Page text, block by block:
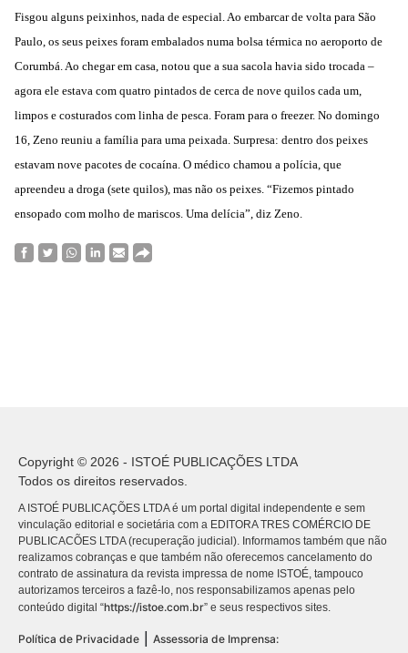
Fisgou alguns peixinhos, nada de especial. Ao embarcar de volta para São
Paulo, os seus peixes foram embalados numa bolsa térmica no aeroporto de
Corumbá. Ao chegar em casa, notou que a sua sacola havia sido trocada –
agora ele estava com quatro pintados de cerca de nove quilos cada um,
limpos e costurados com linha de pesca. Foram para o freezer. No domingo
16, Zeno reuniu a família para uma peixada. Surpresa: dentro dos peixes
estavam nove pacotes de cocaína. O médico chamou a polícia, que
apreendeu a droga (sete quilos), mas não os peixes. “Fizemos pintado
ensopado com molho de mariscos. Uma delícia”, diz Zeno.
Copyright © 2026 - ISTOÉ PUBLICAÇÕES LTDA
Todos os direitos reservados.
A ISTOÉ PUBLICAÇÕES LTDA é um portal digital independente e sem
vinculação editorial e societária com a EDITORA TRES COMÉRCIO DE
PUBLICACÕES LTDA (recuperação judicial). Informamos também que não
realizamos cobranças e que também não oferecemos cancelamento do
contrato de assinatura da revista impressa de nome ISTOÉ, tampouco
autorizamos terceiros a fazê-lo, nos responsabilizamos apenas pelo
conteúdo digital “https://istoe.com.br” e seus respectivos sites.
Política de Privacidade Assessoria de Imprensa: